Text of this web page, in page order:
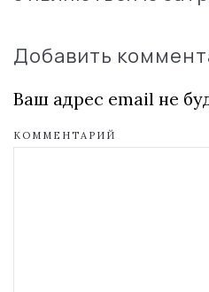
Добавить
Ваш адрес email не
КОММЕНТАРИЙ